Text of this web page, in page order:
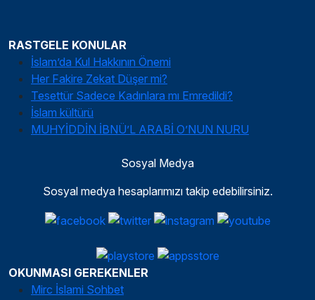
RASTGELE KONULAR
İslam’da Kul Hakkının Önemi
Her Fakire Zekat Düşer mi?
Tesettür Sadece Kadınlara mı Emredildi?
İslam kültürü
MUHYİDDİN İBNÜ’L ARABİ O’NUN NURU
Sosyal Medya
Sosyal medya hesaplarımızı takip edebilirsiniz.
OKUNMASI GEREKENLER
Mirc İslami Sohbet